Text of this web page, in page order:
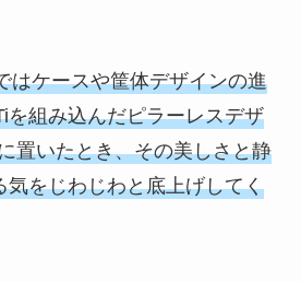
はケースや筐体デザインの進
を組み込んだピラーレスデザ
置いたとき、その美しさと静
気をじわじわと底上げしてく